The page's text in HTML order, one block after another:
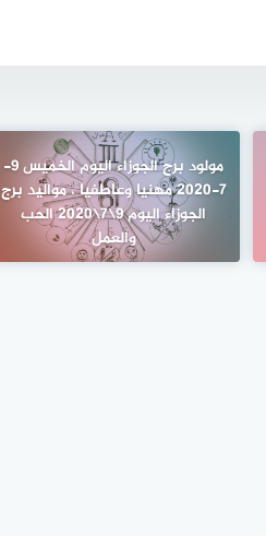
مولود برج الجوزاء اليوم الخميس 9-
7-2020 مهنيا وعاطفيا ، مواليد برج
الجوزاء اليوم 9\7\2020 الحب
والعمل